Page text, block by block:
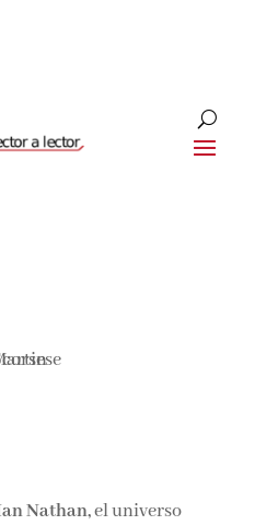
Nathan, el universo
de amantes de la